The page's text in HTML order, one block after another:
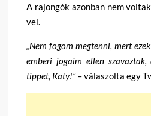
A rajongók azonban nem
vel.
„Nem fogom megtenni, mert
emberi jogaim ellen
tippet, Katy!”– válaszolta egy